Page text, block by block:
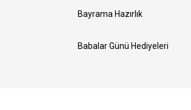
Bayrama Hazırlık
Babalar Günü Hediyeleri